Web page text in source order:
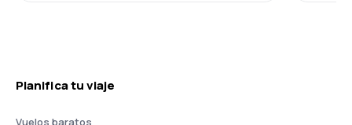
Planifica tu viaje
Vuelos baratos